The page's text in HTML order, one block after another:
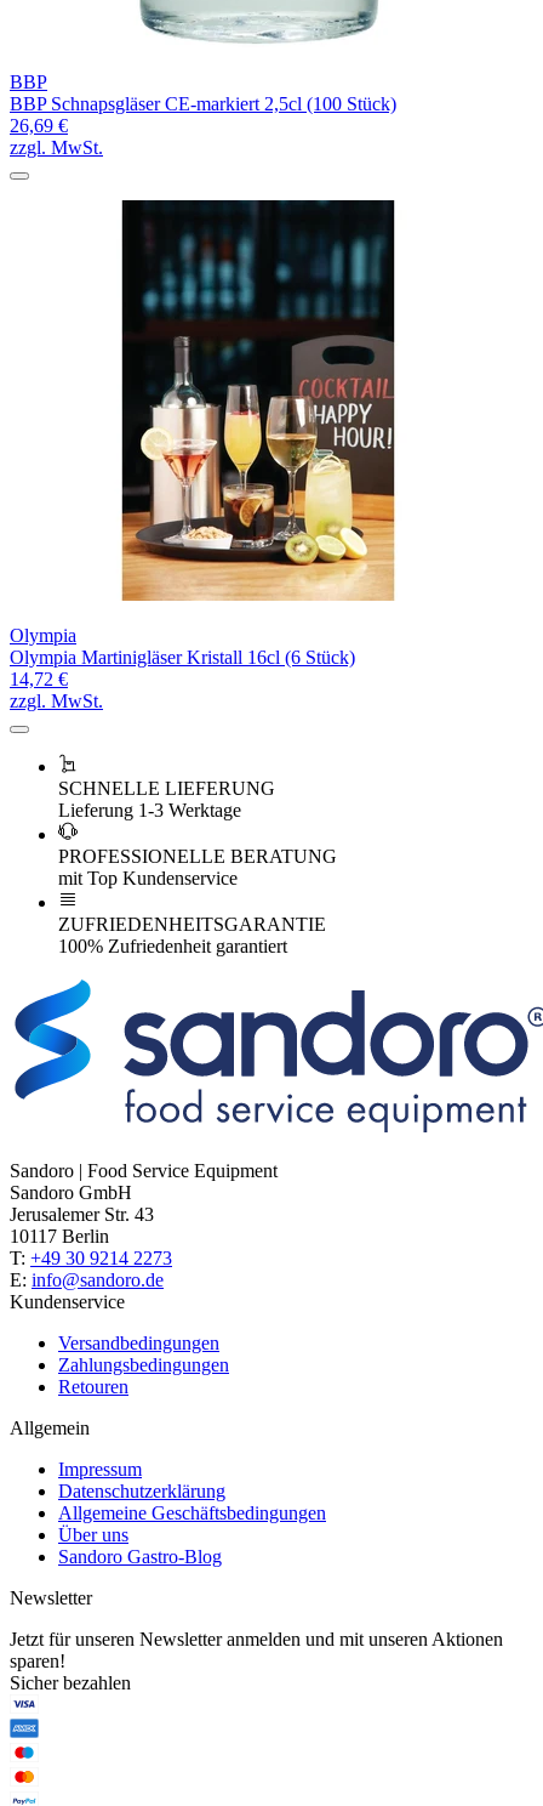
BBP
BBP Schnapsgläser CE-markiert 2,5cl (100 Stück)
26,69 €
zzgl. MwSt.
Olympia
Olympia Martinigläser Kristall 16cl (6 Stück)
14,72 €
zzgl. MwSt.
SCHNELLE LIEFERUNG
Lieferung 1-3 Werktage
PROFESSIONELLE BERATUNG
mit Top Kundenservice
ZUFRIEDENHEITSGARANTIE
100% Zufriedenheit garantiert
Sandoro | Food Service Equipment
Sandoro GmbH
Jerusalemer Str. 43
10117 Berlin
T: +49 30 9214 2273
E: info@sandoro.de
Kundenservice
Versandbedingungen
Zahlungsbedingungen
Retouren
Allgemein
Impressum
Datenschutzerklärung
Allgemeine Geschäftsbedingungen
Über uns
Sandoro Gastro-Blog
Newsletter
Jetzt für unseren Newsletter anmelden und mit unseren Aktionen
sparen!
Sicher bezahlen